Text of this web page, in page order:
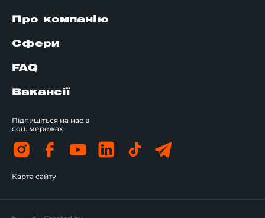
Про компанію
Сфери
FAQ
Вакансії
Підпишіться на нас в
соц. мережах
Карта сайту